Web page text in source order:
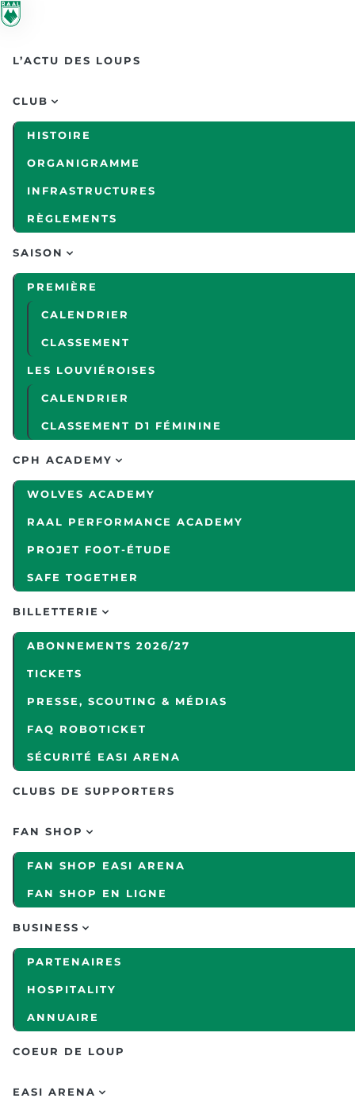
Skip to main content
L’ACTU DES LOUPS
CLUB
HISTOIRE
ORGANIGRAMME
INFRASTRUCTURES
RÈGLEMENTS
SAISON
PREMIÈRE
CALENDRIER
CLASSEMENT
LES LOUVIÉROISES
CALENDRIER
CLASSEMENT D1 FÉMININE
CPH ACADEMY
WOLVES ACADEMY
RAAL PERFORMANCE ACADEMY
PROJET FOOT-ÉTUDE
SAFE TOGETHER
BILLETTERIE
ABONNEMENTS 2026/27
TICKETS
PRESSE, SCOUTING & MÉDIAS
FAQ ROBOTICKET
SÉCURITÉ EASI ARENA
CLUBS DE SUPPORTERS
FAN SHOP
FAN SHOP EASI ARENA
FAN SHOP EN LIGNE
BUSINESS
PARTENAIRES
HOSPITALITY
ANNUAIRE
COEUR DE LOUP
EASI ARENA